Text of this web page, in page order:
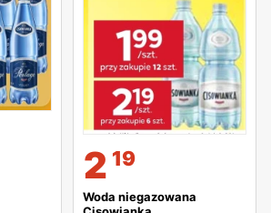
2 19
Woda niegazowana